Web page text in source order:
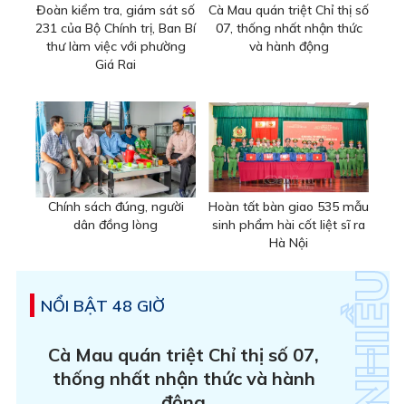
Đoàn kiểm tra, giám sát số
231 của Bộ Chính trị, Ban Bí
thư làm việc với phường
Giá Rai
Cà Mau quán triệt Chỉ thị số
07, thống nhất nhận thức
và hành động
Chính sách đúng, người
dân đồng lòng
Hoàn tất bàn giao 535 mẫu
sinh phẩm hài cốt liệt sĩ ra
Hà Nội
NỔI BẬT 48 GIỜ
Cà Mau quán triệt Chỉ thị số 07,
thống nhất nhận thức và hành